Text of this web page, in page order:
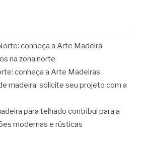
conheça a Arte Madeira
na zona norte
conheça a Arte Madeiras
madeira: solicite seu projeto com a
para telhado contribui para a
modernas e rústicas